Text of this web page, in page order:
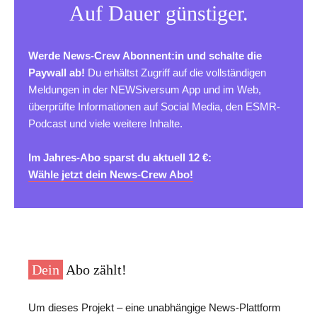
Auf Dauer günstiger.
Werde News-Crew Abonnent:in und schalte die
Paywall ab! Du erhältst Zugriff auf die vollständigen
Meldungen in der NEWSiversum App und im Web,
überprüfte Informationen auf Social Media, den ESMR-
Podcast und viele weitere Inhalte.
Im Jahres-Abo sparst du aktuell 12 €:
Wähle jetzt dein News-Crew Abo!
Dein Abo zählt!
Um dieses Projekt – eine unabhängige News-Plattform